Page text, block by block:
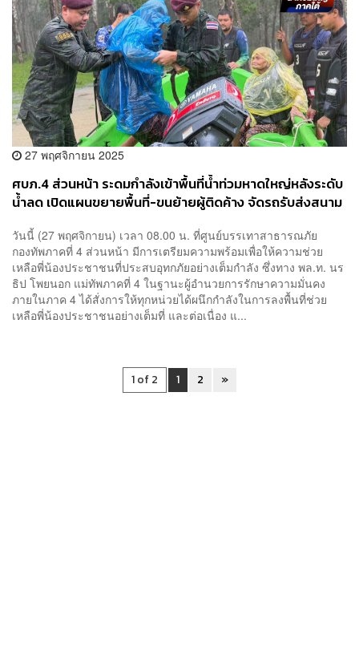
27 พฤศจิกายน 2025
ศบภ.4 ส่วนหน้า ระดมกำลังเข้าพื้นที่น้ำท่วมหาดใหญ่หลังระดับ
น้ำลด เปิดแผนขยายพื้นที่-ขนย้ายผู้ติดค้าง จัดรถรับส่งสนาม
วันนี้ (27 พฤศจิกายน) เวลา 08.00 น. ที่ศูนย์บรรเทาสาธารณภัย
กองทัพภาคที่ 4 ส่วนหน้า มีการเตรียมความพร้อมเพื่อให้ความช่วย
เหลือพี่น้องประชาชนที่ประสบอุทกภัยอย่างเต็มกำลัง ซึ่งทาง พล.ท. นร
ธิป โพยนอก แม่ทัพภาคที่ 4 ในฐานะผู้อำนวยการรักษาความมั่นคง
ภายในภาค 4 ได้สั่งการให้ทุกหน่วยได้ผนึกกำลังในการลงพื้นที่ช่วย
เหลือพี่น้องประชาชนอย่างเต็มที่ และต่อเนื่อง แ...
1 of 2 1 2 »